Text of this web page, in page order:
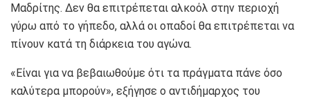
Μαδρίτης. Δεν θα επιτρέπεται αλκοόλ στην περιοχή
γύρω από το γήπεδο, αλλά οι οπαδοί θα επιτρέπεται να
πίνουν κατά τη διάρκεια του αγώνα.
«Είναι για να βεβαιωθούμε ότι τα πράγματα πάνε όσο
καλύτερα μπορούν», εξήγησε ο αντιδήμαρχος του